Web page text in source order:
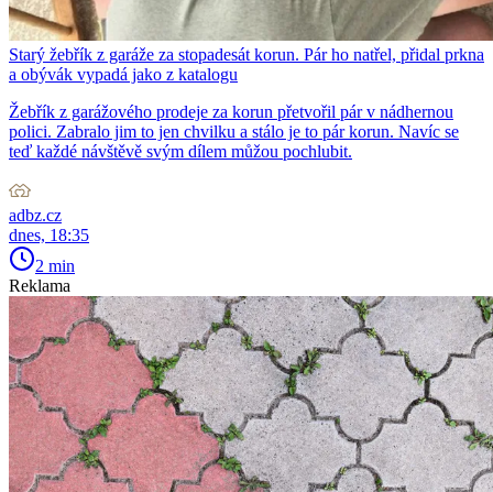
Starý žebřík z garáže za stopadesát korun. Pár ho natřel, přidal prkna
a obývák vypadá jako z katalogu
Žebřík z garážového prodeje za korun přetvořil pár v nádhernou
polici. Zabralo jim to jen chvilku a stálo je to pár korun. Navíc se
teď každé návštěvě svým dílem můžou pochlubit.
adbz.cz
dnes, 18:35
2 min
Reklama